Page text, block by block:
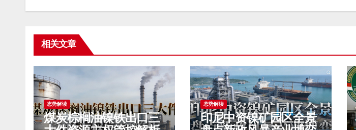
相关文章
态势解读
煤炭棕榈油镍铁出口三
态势解读
印尼中资镍矿园区全景